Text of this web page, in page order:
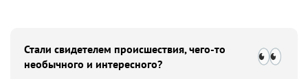
Стали свидетелем происшествия, чего-то
необычного и интересного?